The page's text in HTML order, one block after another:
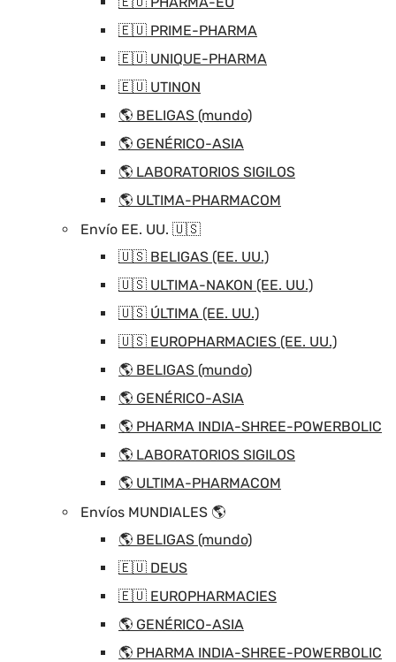
🇪🇺 PRIME-PHARMA
🇪🇺 UNIQUE-PHARMA
🇪🇺 UTINON
🌎 BELIGAS (mundo)
🌎 GENÉRICO-ASIA
🌎 LABORATORIOS SIGILOS
🌎 ULTIMA-PHARMACOM
Envío EE. UU. 🇺🇸
🇺🇸 BELIGAS (EE. UU.)
🇺🇸 ULTIMA-NAKON (EE. UU.)
🇺🇸 ÚLTIMA (EE. UU.)
🇺🇸 EUROPHARMACIES (EE. UU.)
🌎 BELIGAS (mundo)
🌎 GENÉRICO-ASIA
🌎 PHARMA INDIA-SHREE-POWERBOLIC
🌎 LABORATORIOS SIGILOS
🌎 ULTIMA-PHARMACOM
Envíos MUNDIALES 🌎
🌎 BELIGAS (mundo)
🇪🇺 DEUS
🇪🇺 EUROPHARMACIES
🌎 GENÉRICO-ASIA
🌎 PHARMA INDIA-SHREE-POWERBOLIC